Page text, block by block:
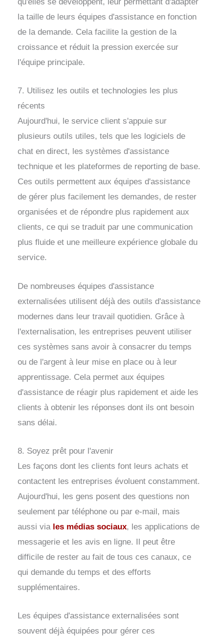
la taille de leurs équipes d'assistance en fonction
de la demande. Cela facilite la gestion de la
croissance et réduit la pression exercée sur
l'équipe principale.
7. Utilisez les outils et technologies les plus
récents
Aujourd'hui, le service client s'appuie sur
plusieurs outils utiles, tels que les logiciels de
chat en direct, les systèmes d'assistance
technique et les plateformes de reporting de base.
Ces outils permettent aux équipes d'assistance
de gérer plus facilement les demandes, de rester
organisées et de répondre plus rapidement aux
clients, ce qui se traduit par une communication
plus fluide et une meilleure expérience globale du
service.
De nombreuses équipes d'assistance
externalisées utilisent déjà des outils d'assistance
modernes dans leur travail quotidien. Grâce à
l'externalisation, les entreprises peuvent utiliser
ces systèmes sans avoir à consacrer du temps
ou de l'argent à leur mise en place ou à leur
apprentissage. Cela permet aux équipes
d'assistance de réagir plus rapidement et aide les
clients à obtenir les réponses dont ils ont besoin
sans délai.
8. Soyez prêt pour l'avenir
Les façons dont les clients font leurs achats et
contactent les entreprises évoluent constamment.
Aujourd'hui, les gens posent des questions non
seulement par téléphone ou par e-mail, mais
aussi via les médias sociaux, les applications de
messagerie et les avis en ligne. Il peut être
difficile de rester au fait de tous ces canaux, ce
qui demande du temps et des efforts
supplémentaires.
Les équipes d'assistance externalisées sont
souvent déjà équipées pour gérer ces